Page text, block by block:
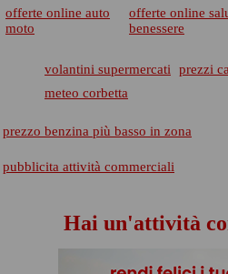
offerte online auto
moto
offerte online
benessere
volantini supermercati prezzi
meteo corbetta
prezzo benzina più basso in zona
pubblicita attività commerciali
Hai un'attività